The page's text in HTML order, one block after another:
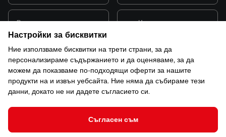
Видове и цена за транспорт Начини на плащане
Система за лоялни клиенти Монтаж и поддръжка
Рекламации и гаранция
Настройки за бисквитки
Ние използваме бисквитки на трети страни, за да
персонализираме съдържанието и да оценяваме, за да
можем да показваме по-подходящи оферти за нашите
продукти на и извън уебсайта. Ние няма да събираме тези
данни, докато не ни дадете съгласието си.
Съгласен съм